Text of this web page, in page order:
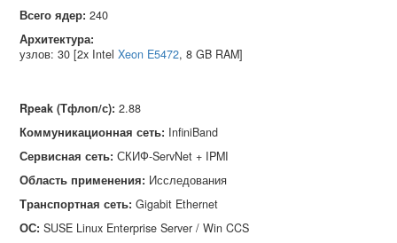
Всего ядер: 240
Архитектура:
узлов: 30 [2x Intel Xeon E5472, 8 GB RAM]
Rpeak (Тфлоп/с): 2.88
Коммуникационная сеть: InfiniBand
Сервисная сеть: СКИФ-ServNet + IPMI
Область применения: Исследования
Транспортная сеть: Gigabit Ethernet
ОС: SUSE Linux Enterprise Server / Win CCS